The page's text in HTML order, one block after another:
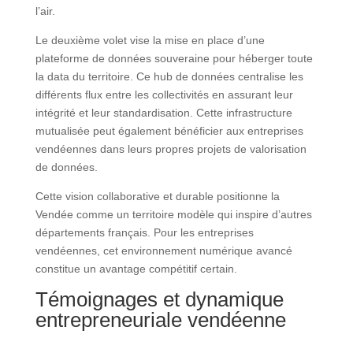
l’air.
Le deuxième volet vise la mise en place d’une
plateforme de données souveraine pour héberger toute
la data du territoire. Ce hub de données centralise les
différents flux entre les collectivités en assurant leur
intégrité et leur standardisation. Cette infrastructure
mutualisée peut également bénéficier aux entreprises
vendéennes dans leurs propres projets de valorisation
de données.
Cette vision collaborative et durable positionne la
Vendée comme un territoire modèle qui inspire d’autres
départements français. Pour les entreprises
vendéennes, cet environnement numérique avancé
constitue un avantage compétitif certain.
Témoignages et dynamique
entrepreneuriale vendéenne